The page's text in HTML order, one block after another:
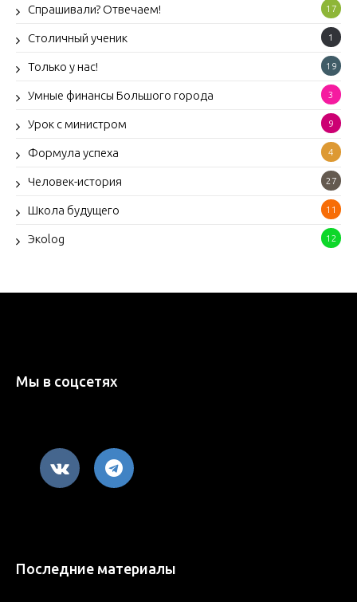
Спрашивали? Отвечаем! 17
Столичный ученик 1
Только у нас! 19
Умные финансы Большого города 3
Урок с министром 9
Формула успеха 4
Человек-история 27
Школа будущего 11
Экоlog 12
Мы в соцсетях
Последние материалы